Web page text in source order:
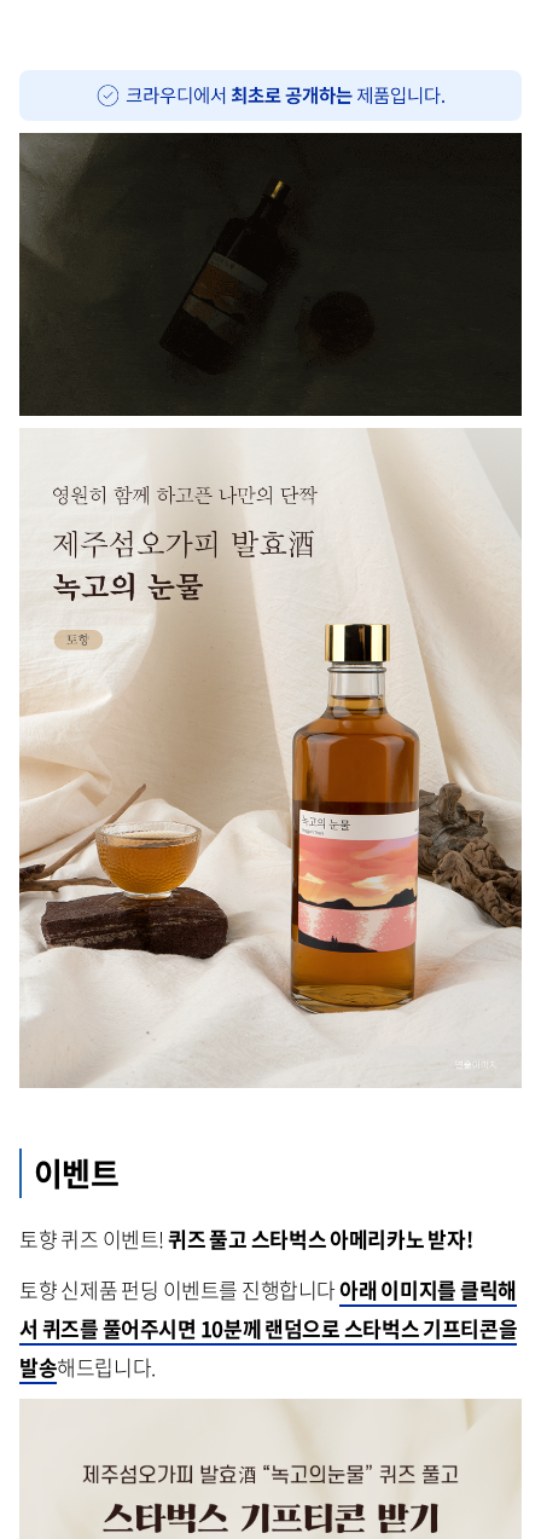
이벤트
토향 퀴즈 이벤트!퀴즈 풀고 스타벅스 아메리카노 받자!
토향 신제품 펀딩 이벤트를 진행합니다아래 이미지를 클릭해
서 퀴즈를 풀어주시면 10분께 랜덤으로 스타벅스 기프티콘을
발송해드립니다.